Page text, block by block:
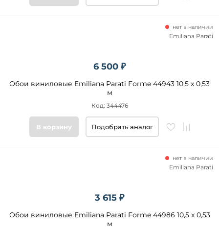
6 500 ₽
Обои виниловые Emiliana Parati Forme 44943 10,5 x 0,53
м
нет в наличии
Код: 344476
Emiliana Parati
В корзину Подобрать аналог
3 615 ₽
Обои виниловые Emiliana Parati Forme 44986 10,5 x 0,53
м
нет в наличии
Emiliana Parati